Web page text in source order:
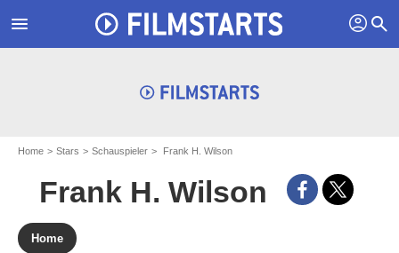
menu profil search
Home Stars Schauspieler Frank H. Wilson
Frank H. Wilson
Home